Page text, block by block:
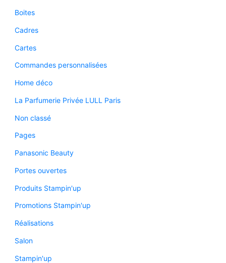
Boites
Cadres
Cartes
Commandes personnalisées
Home déco
La Parfumerie Privée LULL Paris
Non classé
Pages
Panasonic Beauty
Portes ouvertes
Produits Stampin'up
Promotions Stampin'up
Réalisations
Salon
Stampin'up